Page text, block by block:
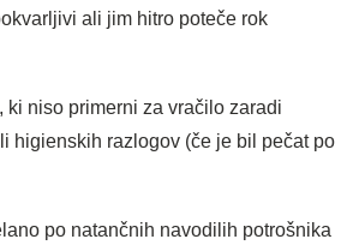
ali jim hitro poteče rok
ki niso primerni za vračilo zaradi
higienskih razlogov (če je bil pečat po
po natančnih navodilih potrošnika